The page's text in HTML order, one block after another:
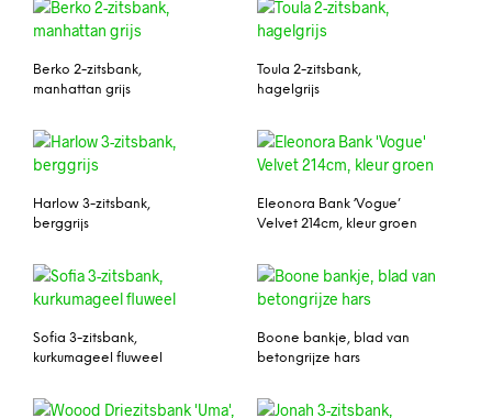
Berko 2-zitsbank,
manhattan grijs
Toula 2-zitsbank,
hagelgrijs
Harlow 3-zitsbank,
berggrijs
Eleonora Bank ‘Vogue’
Velvet 214cm, kleur groen
Sofia 3-zitsbank,
kurkumageel fluweel
Boone bankje, blad van
betongrijze hars